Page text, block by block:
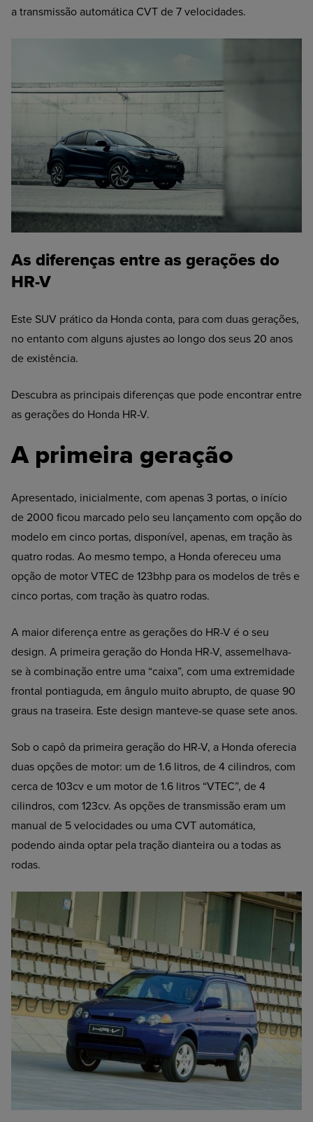
a transmissão automática CVT de 7 velocidades.
As diferenças entre as gerações do
HR-V
Este SUV prático da Honda conta, para com duas gerações,
no entanto com alguns ajustes ao longo dos seus 20 anos
de existência.
Descubra as principais diferenças que pode encontrar entre
as gerações do Honda HR-V.
A primeira geração
Apresentado, inicialmente, com apenas 3 portas, o início
de 2000 ficou marcado pelo seu lançamento com opção do
modelo em cinco portas, disponível, apenas, em tração às
quatro rodas. Ao mesmo tempo, a Honda ofereceu uma
opção de motor VTEC de 123bhp para os modelos de três e
cinco portas, com tração às quatro rodas.
A maior diferença entre as gerações do HR-V é o seu
design. A primeira geração do Honda HR-V, assemelhava-
se à combinação entre uma “caixa”, com uma extremidade
frontal pontiaguda, em ângulo muito abrupto, de quase 90
graus na traseira. Este design manteve-se quase sete anos.
Sob o capô da primeira geração do HR-V, a Honda oferecia
duas opções de motor: um de 1.6 litros, de 4 cilindros, com
cerca de 103cv e um motor de 1.6 litros “VTEC”, de 4
cilindros, com 123cv. As opções de transmissão eram um
manual de 5 velocidades ou uma CVT automática,
podendo ainda optar pela tração dianteira ou a todas as
rodas.